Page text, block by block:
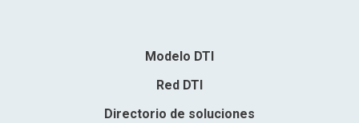
Modelo DTI
Red DTI
Directorio de soluciones